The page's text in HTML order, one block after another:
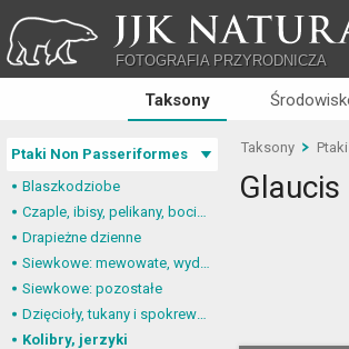
JJK NATURA
FOTOGRAFIA PRZYRODNICZA
Taksony
Ptaki Non Passeriformes
Blaszkodziobe
Czaple, ibisy, pelikany, bociany
Drapieżne dzienne
Siewkowe: mewowate, wydrzyki, żwirowce
Siewkowe: pozostałe
Dzięcioły, tukany i spokrewnione
Kolibry, jerzyki
Taksony